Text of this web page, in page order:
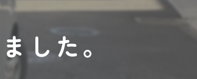
した。